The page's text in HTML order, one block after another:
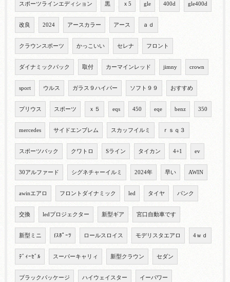
スポーツラインエディション 黒 ｘ5 gle 400d gle400d
改良 2024 アースカラー アース ａｄ
クラウンスポーツ かっこいい セレナ フロント
ダイナミックパック 取付 カーマインレッド jimny crown
sport ウルス ガラス９ハイパー ソフト９９ おすすめ
プリウス スポーツ ｘ５ eqs 450 eqe benz 350
mercedes サイドエンブレム スカッフイルミ ｒｓｑ３
スポーツバック クワトロ Sライン タイカン 4+1 ev
30アルファード シグネチャーイルミ 2024年 早い AWIN
awinエアロ フロントダイナミック led タイヤ パンク
交換 ledプロジェクター 新型ギア 宮口自動車です
新型ミニ fｽﾎﾟｰﾂ ロールスロイス モデリスタエアロ 4ｗｄ
ﾃﾞｨｰｾﾞﾙ スーパーキャリィ 新型クラウン セダン
ブラックパッケージ ハイウェイスター イーパワー